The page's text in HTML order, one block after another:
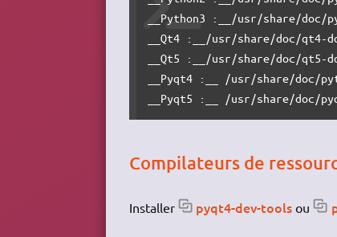
__Python3 :__/usr/share/doc/
__Qt4 :__/usr/share/doc/qt4-
__Qt5 :__/usr/share/doc/qt5-
__Pyqt4 :__ /usr/share/doc/
__Pyqt5 :__ /usr/share/doc/
Compilateurs de
Installer pyqt4-dev-tools ou